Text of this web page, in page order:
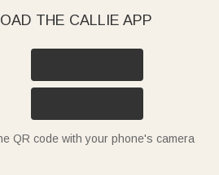
THE CALLIE APP
QR code with your phone's camera